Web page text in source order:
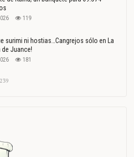
119
surimi ni hostias…Cangrejos sólo en La
de Juance!
181